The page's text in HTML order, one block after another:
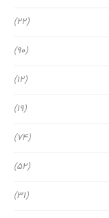
(22)
(90)
(12)
(19)
(74)
(52)
(31)